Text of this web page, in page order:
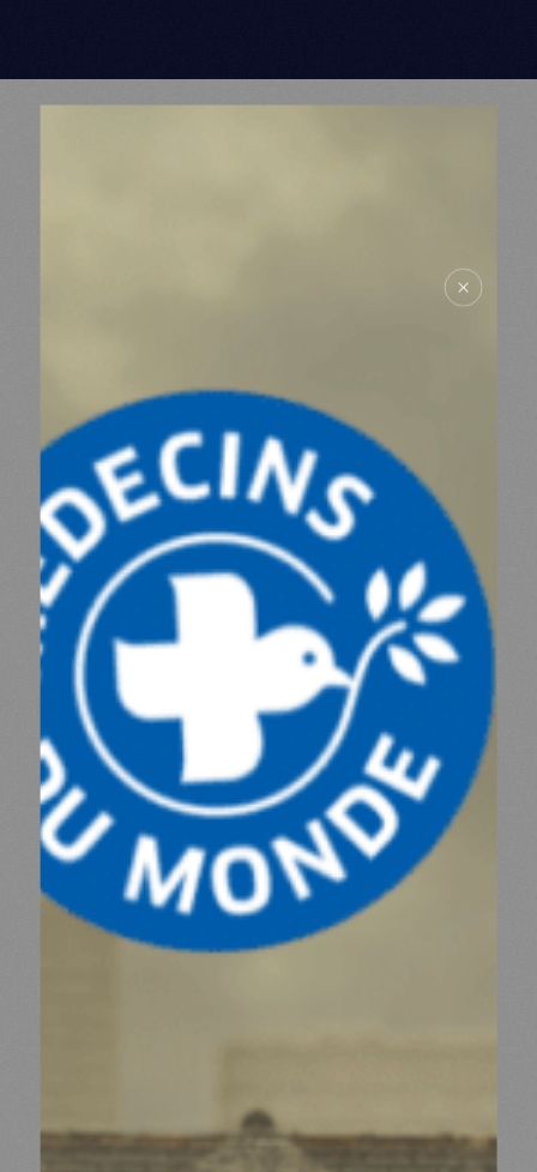
MDM
NOUS REJOINDRE
RESSOURCES
ESPACE DONATEURS
COMITÉ DES DONATEURS
ESPACE PRESSE
NOS PARTENAIRES